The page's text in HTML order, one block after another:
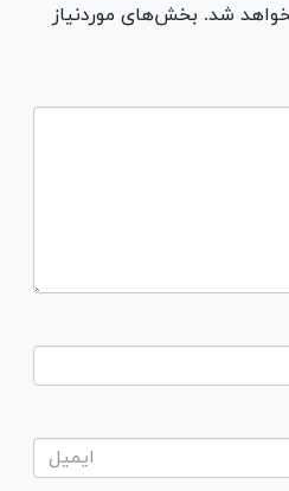
شد. بخش‌های موردنیاز